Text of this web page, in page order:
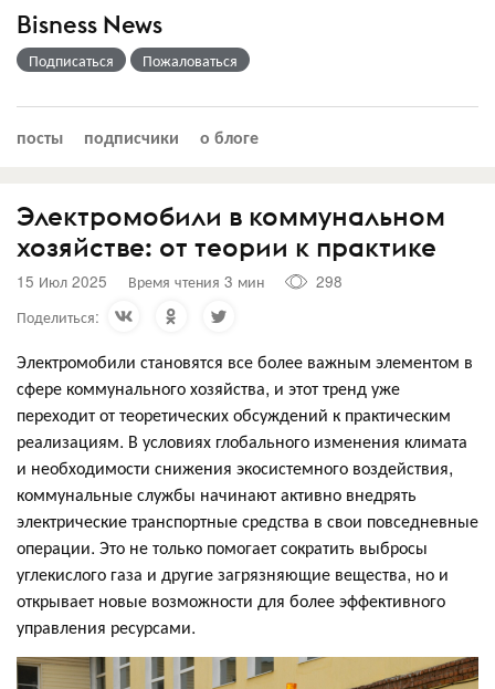
Bisness News
Подписаться Пожаловаться
посты подписчики о блоге
Электромобили в коммунальном
хозяйстве: от теории к практике
15 Июл 2025 Время чтения 3 мин
298
Поделиться:
Электромобили становятся все более важным элементом в
сфере коммунального хозяйства, и этот тренд уже
переходит от теоретических обсуждений к практическим
реализациям. В условиях глобального изменения климата
и необходимости снижения экосистемного воздействия,
коммунальные службы начинают активно внедрять
электрические транспортные средства в свои повседневные
операции. Это не только помогает сократить выбросы
углекислого газа и другие загрязняющие вещества, но и
открывает новые возможности для более эффективного
управления ресурсами.